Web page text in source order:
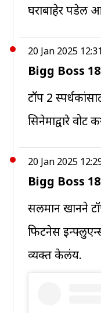
घराबाहेर पडेल
20 Jan 2025
Bigg Boss 18
टॉप 2
सिनेमाद्वारे
20 Jan 2025
Bigg Boss
सलमान खानने
फिटनेस
व्यक्त केलंय.